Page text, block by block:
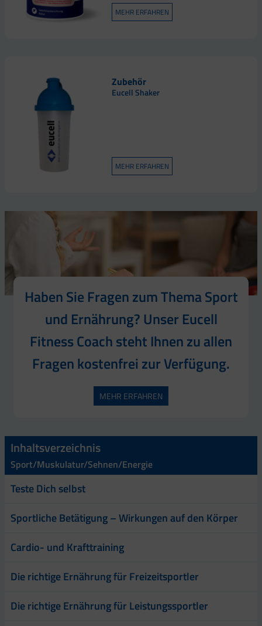
MEHR ERFAHREN
Zubehör
Eucell Shaker
MEHR ERFAHREN
Haben Sie Fragen zum Thema Sport
und Ernährung? Unser Eucell
Fitness Coach steht Ihnen zu allen
Fragen kostenfrei zur Verfügung.
MEHR ERFAHREN
Inhaltsverzeichnis
Sport/Muskulatur/Sehnen/Energie
Teste Dich selbst
Sportliche Betätigung – Wirkungen auf den Körper
Cardio- und Krafttraining
Die richtige Ernährung für Freizeitsportler
Die richtige Ernährung für Leistungssportler